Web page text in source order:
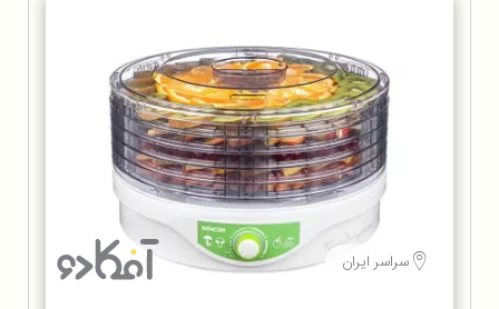
سراسر ایران